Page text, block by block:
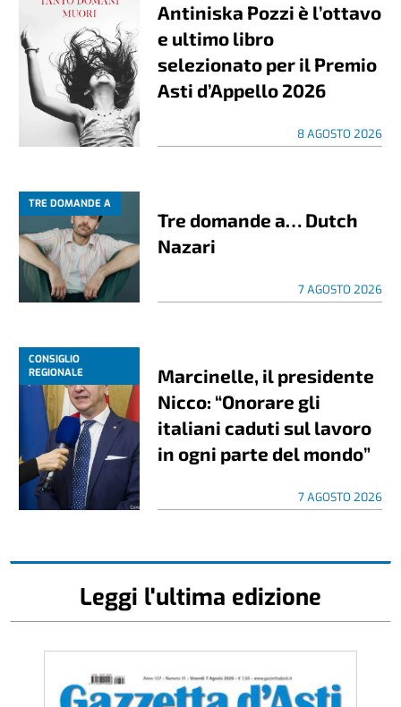
Antiniska Pozzi è l’ottavo
e ultimo libro
selezionato per il Premio
Asti d’Appello 2026
8 AGOSTO 2026
TRE DOMANDE A
Tre domande a… Dutch
Nazari
7 AGOSTO 2026
CONSIGLIO
REGIONALE
Marcinelle, il presidente
Nicco: “Onorare gli
italiani caduti sul lavoro
in ogni parte del mondo”
7 AGOSTO 2026
Leggi l'ultima edizione